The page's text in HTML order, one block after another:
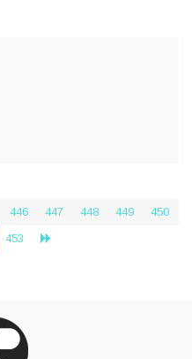
446 447 448 449
450
453